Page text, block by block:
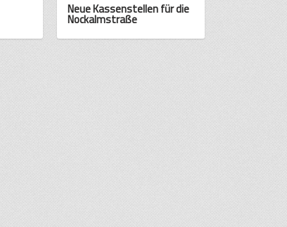
Neue Kassenstellen für die
Nockalmstraße